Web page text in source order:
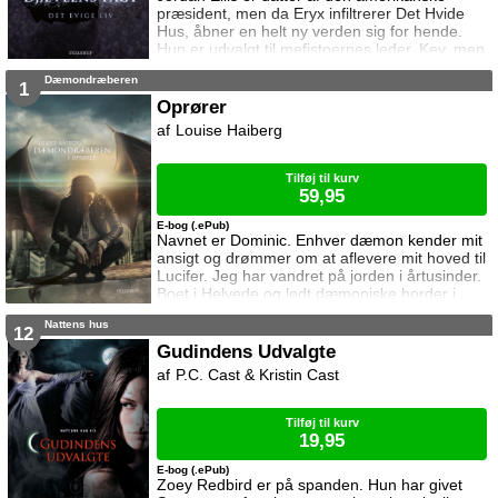
præsident, men da Eryx infiltrerer Det Hvide
Hus, åbner en helt ny verden sig for hende.
Hun er udvalgt til mefistoernes leder, Key, men
selv om han synes at være den mest
en hemmelighed som måske gør det umuligt
for Jordan at elske ham.
1 Dæmondræberen
Oprører
Navnet er Dominic. Enhver dæmon kender mit
ansigt og drømmer om at aflevere mit hoved til
Lucifer. Jeg har vandret på jorden i årtusinder.
Boet i Helvede og ledt dæmoniske horder i
krigen mod englene. Ikke ligefrem min
gjorde oprør – årsagen til at jeg i dag er hadet
af min egen race og lever skjult blandt
menneskene. Før blev jeg kaldt Dominic
E-bog (.ePub)
Louise Haiberg
Tilføj til kurv
59,95
12 Nattens hus
Gudindens Udvalgte
Zoey Redbird er på spanden. Hun har givet
E-bog (.ePub)
P.C. Cast & Kristin Cast
Tilføj til kurv
19,95